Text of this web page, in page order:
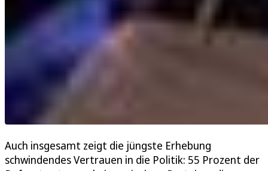
Auch insgesamt zeigt die jüngste Erhebung
schwindendes Vertrauen in die Politik: 55 Prozent der